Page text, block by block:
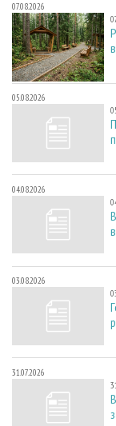
07.08.2026
05.08.2026
04.08.2026
03.08.2026
31.07.2026